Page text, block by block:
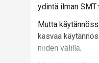
Ei se monen
Vastaa
ydintä ilman
Mutta
kasvaa
niiden välillä.